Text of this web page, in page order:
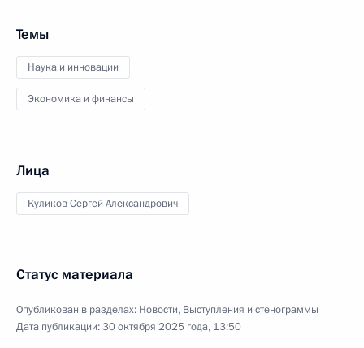
Темы
Наука и инновации
Экономика и финансы
Лица
Куликов Сергей Александрович
Статус материала
Опубликован в разделах: Новости, Выступления и стенограммы
Дата публикации:30 октября 2025 года, 13:50